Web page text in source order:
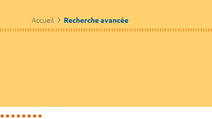
Accueil Recherche avancée